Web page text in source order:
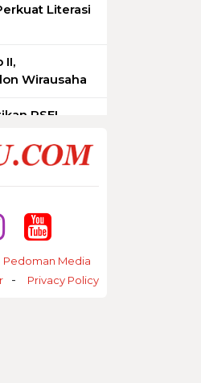
Literasi
II,
Wirausaha
PSEL
Pedoman Media
Privacy Policy